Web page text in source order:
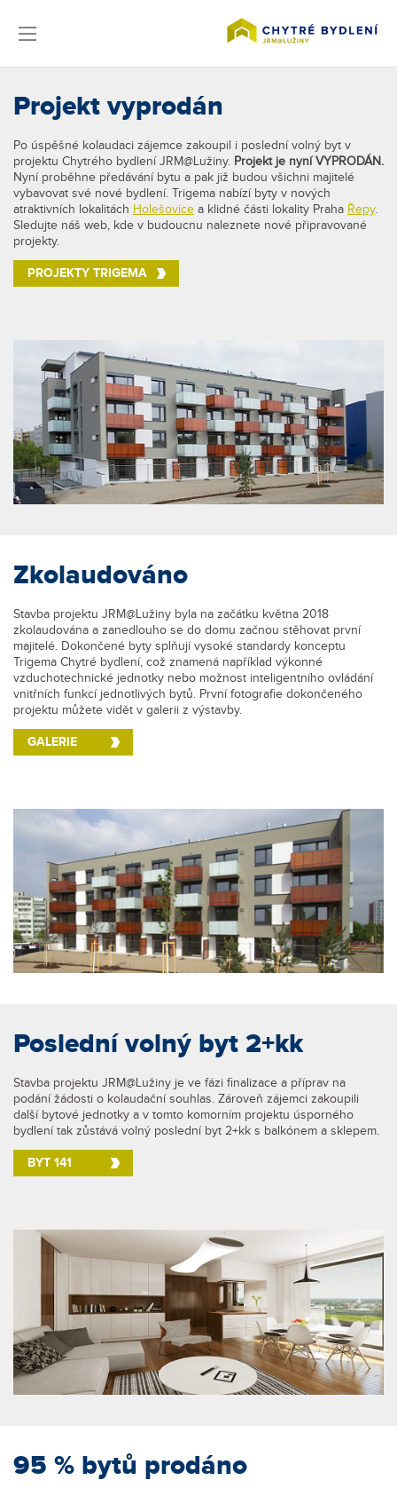
Projekt vyprodán
Po úspěšné kolaudaci zájemce zakoupil i poslední volný byt v
projektu Chytrého bydlení JRM@Lužiny. Projekt je nyní VYPRODÁN.
Nyní proběhne předávání bytu a pak již budou všichni majitelé
vybavovat své nové bydlení. Trigema nabízí byty v nových
atraktivních lokalitách Holešovice a klidné části lokality Praha Řepy.
Sledujte náš web, kde v budoucnu naleznete nové připravované
projekty.
PROJEKTY TRIGEMA
Zkolaudováno
Stavba projektu JRM@Lužiny byla na začátku května 2018
zkolaudována a zanedlouho se do domu začnou stěhovat první
majitelé. Dokončené byty splňují vysoké standardy konceptu
Trigema Chytré bydlení, což znamená například výkonné
vzduchotechnické jednotky nebo možnost inteligentního ovládání
vnitřních funkcí jednotlivých bytů. První fotografie dokončeného
projektu můžete vidět v galerii z výstavby.
GALERIE
Poslední volný byt 2+kk
Stavba projektu JRM@Lužiny je ve fázi finalizace a příprav na
podání žádosti o kolaudační souhlas. Zároveň zájemci zakoupili
další bytové jednotky a v tomto komorním projektu úsporného
bydlení tak zůstává volný poslední byt 2+kk s balkónem a sklepem.
BYT 141
95 % bytů prodáno